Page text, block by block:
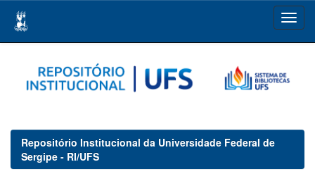
navigation
Repositório Institucional da Universidade Federal de
Sergipe - RI/UFS